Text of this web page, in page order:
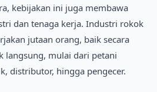
kebijakan ini juga membawa
dan tenaga kerja. Industri rokok
jutaan orang, baik secara
langsung, mulai dari petani
distributor, hingga pengecer.